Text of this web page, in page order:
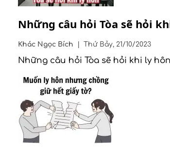
Những câu hỏi Tòa sẽ hỏi
Khác Ngọc Bích Thứ Bảy, 21/10/2023
Những câu hỏi Tòa sẽ hỏi khi ly